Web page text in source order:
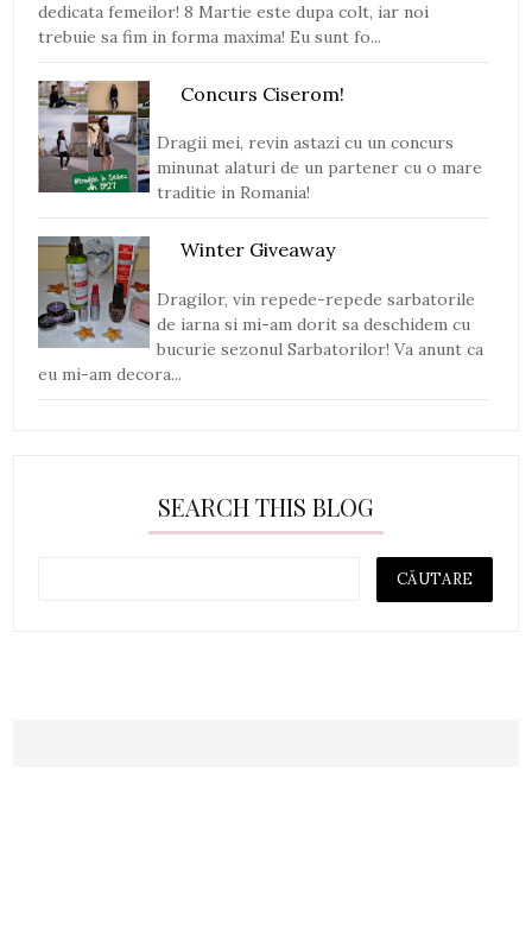
dedicata femeilor! 8 Martie este dupa colt, iar noi
trebuie sa fim in forma maxima! Eu sunt fo...
Concurs Ciserom!
Dragii mei, revin astazi cu un concurs
minunat alaturi de un partener cu o mare
traditie in Romania!
Winter Giveaway
Dragilor, vin repede-repede sarbatorile
de iarna si mi-am dorit sa deschidem cu
bucurie sezonul Sarbatorilor! Va anunt ca
eu mi-am decora...
SEARCH THIS BLOG